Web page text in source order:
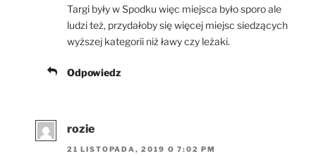
Targi były w Spodku więc miejsca było sporo ale
ludzi też, przydałoby się więcej miejsc siedzących
wyższej kategorii niż ławy czy leżaki.
Odpowiedz
rozie
21 LISTOPADA, 2019 O 7:02 PM